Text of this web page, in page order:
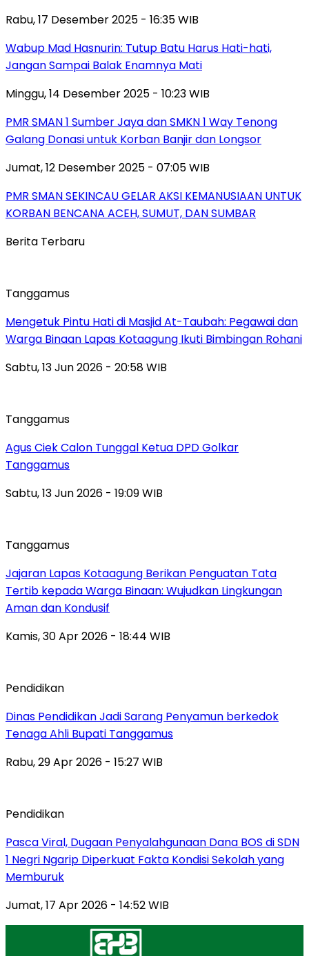
Rabu, 17 Desember 2025 - 16:35 WIB
Wabup Mad Hasnurin: Tutup Batu Harus Hati-hati,
Jangan Sampai Balak Enamnya Mati
Minggu, 14 Desember 2025 - 10:23 WIB
PMR SMAN 1 Sumber Jaya dan SMKN 1 Way Tenong
Galang Donasi untuk Korban Banjir dan Longsor
Jumat, 12 Desember 2025 - 07:05 WIB
PMR SMAN SEKINCAU GELAR AKSI KEMANUSIAAN UNTUK
KORBAN BENCANA ACEH, SUMUT, DAN SUMBAR
Berita Terbaru
Tanggamus
Mengetuk Pintu Hati di Masjid At-Taubah: Pegawai dan
Warga Binaan Lapas Kotaagung Ikuti Bimbingan Rohani
Sabtu, 13 Jun 2026 - 20:58 WIB
Tanggamus
Agus Ciek Calon Tunggal Ketua DPD Golkar
Tanggamus
Sabtu, 13 Jun 2026 - 19:09 WIB
Tanggamus
Jajaran Lapas Kotaagung Berikan Penguatan Tata
Tertib kepada Warga Binaan: Wujudkan Lingkungan
Aman dan Kondusif
Kamis, 30 Apr 2026 - 18:44 WIB
Pendidikan
Dinas Pendidikan Jadi Sarang Penyamun berkedok
Tenaga Ahli Bupati Tanggamus
Rabu, 29 Apr 2026 - 15:27 WIB
Pendidikan
Pasca Viral, Dugaan Penyalahgunaan Dana BOS di SDN
1 Negri Ngarip Diperkuat Fakta Kondisi Sekolah yang
Memburuk
Jumat, 17 Apr 2026 - 14:52 WIB